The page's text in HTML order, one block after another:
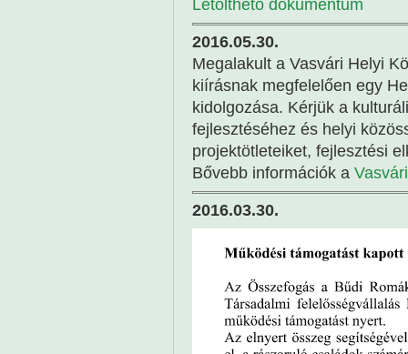
Letölthető dokumentum
2016.05.30.
Megalakult a Vasvári Helyi
kiírásnak megfelelően egy
kidolgozása. Kérjük a
fejlesztéséhez és helyi
projektötleteiket, fejlesztési
Bővebb információk a
2016.03.30.